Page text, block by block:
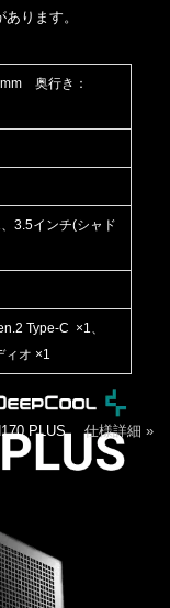
ります。
奥行き：
3.5インチ(シャド
Type-C ×1、
ィオ ×1
PLUS仕様詳細 »